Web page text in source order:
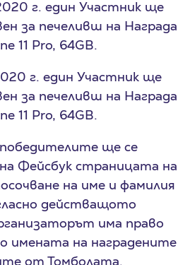
г. един Участник ще
за печеливш на Награда
11 Pro, 64GB.
г. един Участник ще
за печеливш на Награда
11 Pro, 64GB.
ще се
Фейсбук страницата на
на име и фамилия
действащото
има право
имената на наградените
от Томболата.